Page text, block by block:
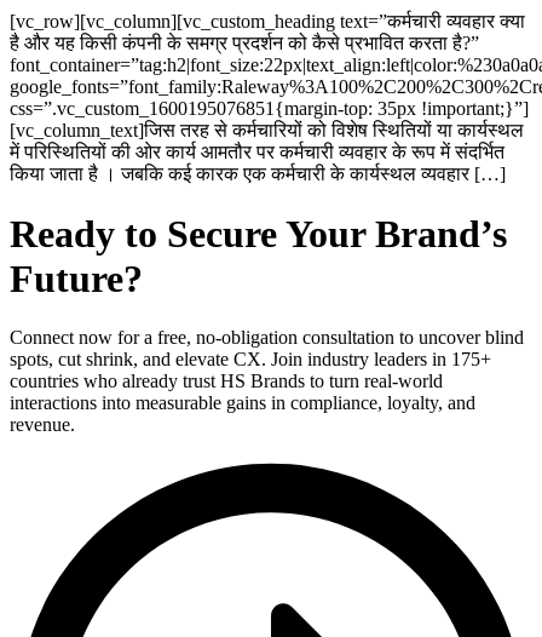
[vc_row][vc_column][vc_custom_heading text=”कर्मचारी व्यवहार क्या
है और यह किसी कंपनी के समग्र प्रदर्शन को कैसे प्रभावित करता है?”
css=”.vc_custom_1600195076851{margin-top: 35px !important;}”]
[vc_column_text]जिस तरह से कर्मचारियों को विशेष स्थितियों या कार्यस्थल
में परिस्थितियों की ओर कार्य आमतौर पर कर्मचारी व्यवहार के रूप में संदर्भित
किया जाता है । जबकि कई कारक एक कर्मचारी के कार्यस्थल व्यवहार […]
Ready to Secure Your Brand’s
Future?
Connect now for a free, no-obligation consultation to uncover blind
spots, cut shrink, and elevate CX. Join industry leaders in 175+
countries who already trust HS Brands to turn real-world
interactions into measurable gains in compliance, loyalty, and
revenue.